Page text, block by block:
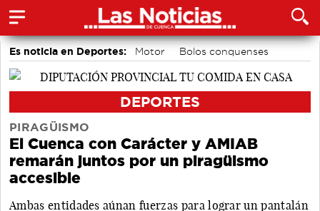
Es noticia en Deportes: Motor
Bolos conquenses
Piragüismo
Bádminton
DEPORTES
PIRAGÜISMO
El Cuenca con Carácter y AMIAB
remarán juntos por un piragüismo
accesible
Ambas entidades aúnan fuerzas para lograr un pantalán